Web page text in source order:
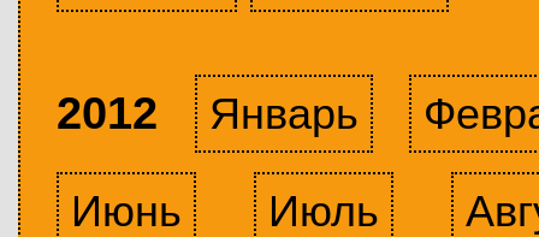
2012 Январь
Июнь
Июль